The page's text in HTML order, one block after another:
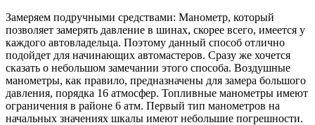
Замеряем подручными средствами: Манометр, который
позволяет замерять давление в шинах, скорее всего, имеется у
каждого автовладельца. Поэтому данный способ отлично
подойдет для начинающих автомастеров. Сразу же хочется
сказать о небольшом замечании этого способа. Воздушные
манометры, как правило, предназначены для замера большого
давления, порядка 16 атмосфер. Топливные манометры имеют
ограничения в районе 6 атм. Первый тип манометров на
начальных значениях шкалы имеют небольшие погрешности.